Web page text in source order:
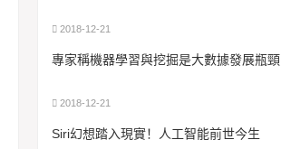
2018-12-21
專家稱機器學習與挖掘是大數據發展瓶頸
2018-12-21
Siri幻想踏入現實！人工智能前世今生